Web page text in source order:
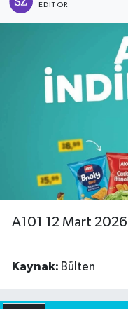
EDITÖR
A101 12 Mart
Kaynak: Bülten
Son Dakika
Haber Arşivi